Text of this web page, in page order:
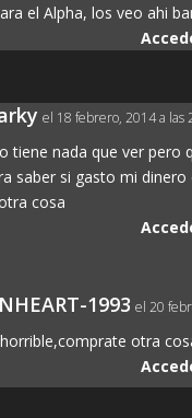
el Alpha, los veo ahi
el 18 febrero, 2014 a las
tiene nada que ver pero
saber si gasto mi dinero
cosa
1993 el 20
otra